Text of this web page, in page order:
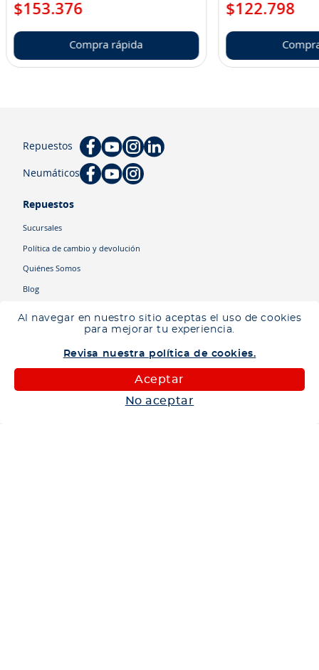
Al navegar en nuestro sitio aceptas el uso de cookies
para mejorar tu experiencia.
Revisa nuestra política de cookies.
Aceptar
No aceptar
Ingresa tu ubicación para ver los productos disponibles en tu zona
$153.376
Compra rápida
$122.798
Repuestos
Neumáticos
Repuestos
Sucursales
Política de cambio y devolución
Quiénes Somos
Blog